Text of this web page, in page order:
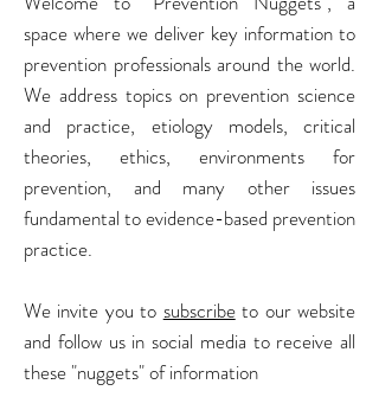
space where we deliver key information to
prevention professionals around the world.
We address topics on prevention science
and practice, etiology models, critical
theories, ethics, environments for
prevention, and many other issues
fundamental to evidence-based prevention
practice.
We invite you to subscribeto our website
and follow us in social media to receive all
these "nuggets" of information